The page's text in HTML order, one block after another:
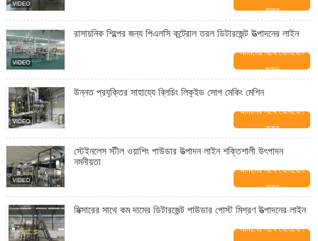
করুন
রাসায়নিক শিল্পের জন্য পিএলসি কন্ট্রোল তরল ডিটারজেন্ট উত্পাদনের লাইন
আমাদের সাথে যোগাযোগ
করুন
উন্নত প্রযুক্তির সাহায্যে ব্লিচিং লিকুইড সোপ মেকিং মেশিন
আমাদের সাথে যোগাযোগ
করুন
স্টেইনলেস স্টীল ওয়াশিং পাউডার উত্পাদন লাইন শক্তিশালী উৎপাদন
নমনীয়তা
আমাদের সাথে যোগাযোগ
করুন
মিক্সারের সাথে কম দামের ডিটারজেন্ট পাউডার পোস্ট মিশ্রণ উত্পাদনের লাইন
আমাদের সাথে যোগাযোগ